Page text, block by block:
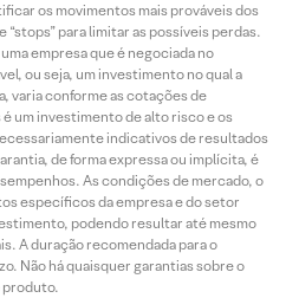
os movimentos mais prováveis dos
para limitar as possíveis perdas.
empresa que é negociada no
ou seja, um investimento no qual a
varia conforme as cotações de
um investimento de alto risco e os
indicativos de resultados
de forma expressa ou implícita, é
As condições de mercado, o
específicos da empresa e do setor
podendo resultar até mesmo
A duração recomendada para o
Não há quaisquer garantias sobre o
produto.